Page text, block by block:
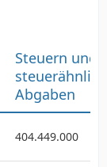
Steuern und
Abgaben
404.449.000